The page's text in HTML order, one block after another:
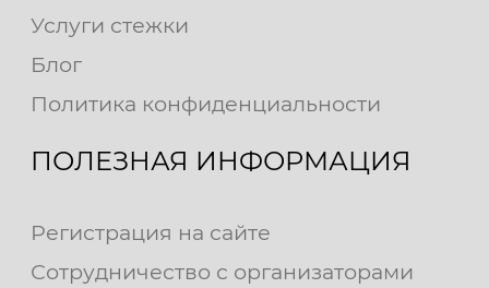
Услуги стежки
Блог
Политика конфиденциальности
ПОЛЕЗНАЯ ИНФОРМАЦИЯ
Регистрация на сайте
Сотрудничество с организаторами